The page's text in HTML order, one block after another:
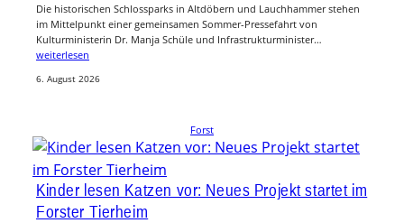
Die historischen Schlossparks in Altdöbern und Lauchhammer stehen
im Mittelpunkt einer gemeinsamen Sommer-Pressefahrt von
Kulturministerin Dr. Manja Schüle und Infrastrukturminister…
weiterlesen
6. August 2026
Forst
Kinder lesen Katzen vor: Neues Projekt startet im
Forster Tierheim